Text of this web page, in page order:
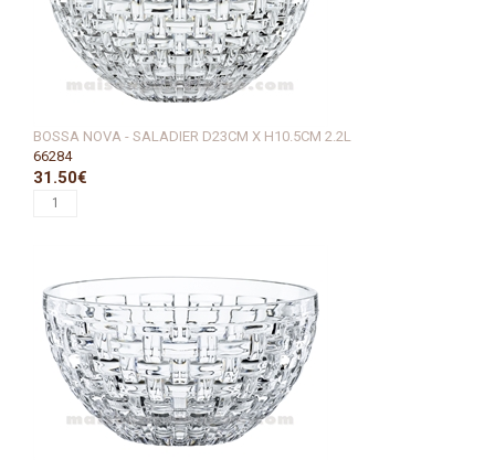
BOSSA NOVA - SALADIER D23CM X H10.5CM 2.2L
66284
31.50€